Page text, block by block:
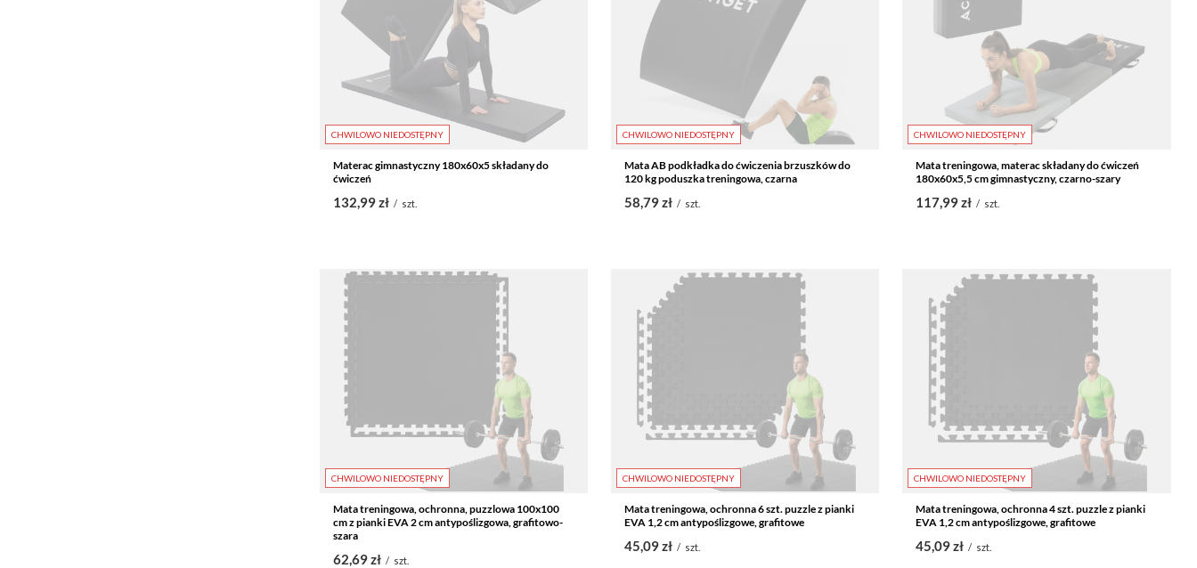
CHWILOWO NIEDOSTĘPNY
Materac gimnastyczny 180x60x5 składany do
ćwiczeń
132,99 zł / szt.
CHWILOWO NIEDOSTĘPNY
Mata AB podkładka do ćwiczenia brzuszków do
120 kg poduszka treningowa, czarna
58,79 zł / szt.
CHWILOWO NIEDOSTĘPNY
Mata treningowa, materac składany do ćwiczeń
180x60x5,5 cm gimnastyczny, czarno-szary
117,99 zł / szt.
CHWILOWO NIEDOSTĘPNY
Mata treningowa, ochronna, puzzlowa 100x100
cm z pianki EVA 2 cm antypoślizgowa, grafitowo-
szara
62,69 zł / szt.
CHWILOWO NIEDOSTĘPNY
Mata treningowa, ochronna 6 szt. puzzle z pianki
EVA 1,2 cm antypoślizgowe, grafitowe
45,09 zł / szt.
CHWILOWO NIEDOSTĘPNY
Mata treningowa, ochronna 4 szt. puzzle z pianki
EVA 1,2 cm antypoślizgowe, grafitowe
45,09 zł / szt.